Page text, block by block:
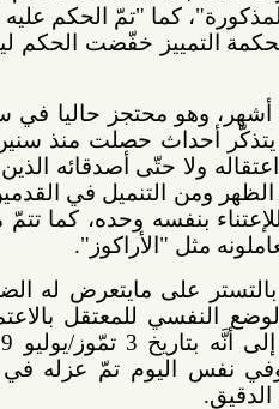
كما "تمّ الحكم عليه بالسجن
15 سنة في قضيّة ما يعرف بأحداث سجن جو، إلّا أنّ محكمة التمييز خفّضت الحكم ليصبح 10
أحكامه اليوم هو 17 سنة و6 أشهر، وهو محتجز حاليا في سجن جو
حصلت منذ سنين طويلة
حتّى أصدقائه الذين رافقهم
التنميل في القدمين وكثرة
وحده، كما تتمّ مضايقته
"الأراكوز".
على مايتعرض له الضحية من
للمعتقل بالاعتماد على
إجاباته من دون اخضاعه لفحص طبي دقيق، مشيرة إلى أنَّه بتاريخ 3 تمّوز/يوليو 2019 أتمّ
وفي نفس اليوم تمّ عزله في السجن